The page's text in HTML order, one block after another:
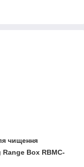
чищення
Box RBMC-